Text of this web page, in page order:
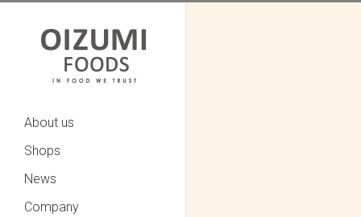
About us
Shops
News
Company